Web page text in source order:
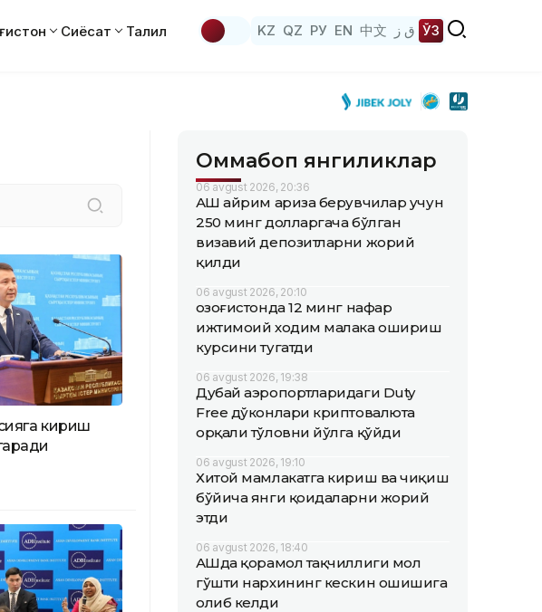
Сиёсат Таҳлил KZ QZ РУ EN 中文 ق ز ЎЗ
кириш
Оммабоп янгиликлар
06 avgust 2026, 20:36
АҚШ айрим ариза берувчилар учун
250 минг долларгача бўлган
визавий депозитларни жорий
қилди
06 avgust 2026, 20:10
Қозоғистонда 12 минг нафар
ижтимоий ходим малака ошириш
курсини тугатди
06 avgust 2026, 19:38
Дубай аэропортларидаги Duty
Free дўконлари криптовалюта
орқали тўловни йўлга қўйди
06 avgust 2026, 19:10
Хитой мамлакатга кириш ва чиқиш
бўйича янги қоидаларни жорий
этди
06 avgust 2026, 18:40
АҚШда қорамол тақчиллиги мол
гўшти нархининг кескин ошишига
олиб келди